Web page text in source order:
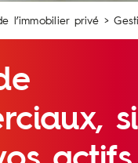
l’immobilier privé >